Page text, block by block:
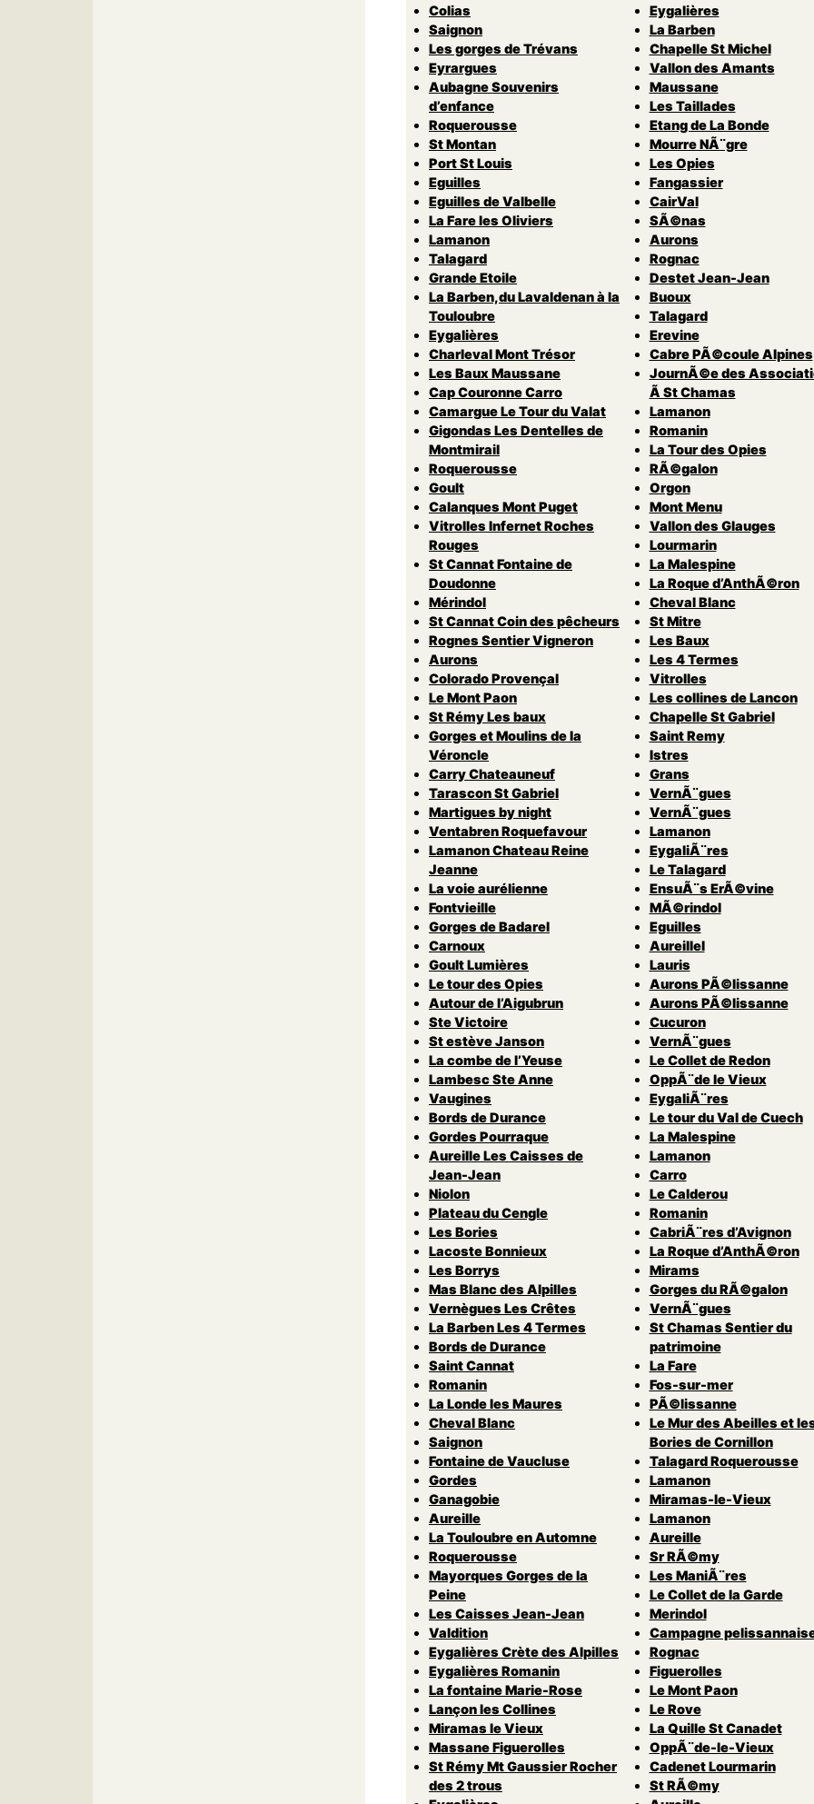
Colias
Saignon
Les gorges de Trévans
Eyrargues
Aubagne Souvenirs
d’enfance
Roquerousse
St Montan
Port St Louis
Eguilles
Eguilles de Valbelle
La Fare les Oliviers
Lamanon
Talagard
Grande Etoile
La Barben,du Lavaldenan à la
Touloubre
Eygalières
Charleval Mont Trésor
Les Baux Maussane
Cap Couronne Carro
Camargue Le Tour du Valat
Gigondas Les Dentelles de
Montmirail
Roquerousse
Goult
Calanques Mont Puget
Vitrolles Infernet Roches
Rouges
St Cannat Fontaine de
Doudonne
Mérindol
St Cannat Coin des pêcheurs
Rognes Sentier Vigneron
Aurons
Colorado Provençal
Le Mont Paon
St Rémy Les baux
Gorges et Moulins de la
Véroncle
Carry Chateauneuf
Tarascon St Gabriel
Martigues by night
Ventabren Roquefavour
Lamanon Chateau Reine
Jeanne
La voie aurélienne
Fontvieille
Gorges de Badarel
Carnoux
Goult Lumières
Le tour des Opies
Autour de l’Aigubrun
Ste Victoire
St estève Janson
La combe de l’Yeuse
Lambesc Ste Anne
Vaugines
Bords de Durance
Gordes Pourraque
Aureille Les Caisses de
Jean-Jean
Niolon
Plateau du Cengle
Les Bories
Lacoste Bonnieux
Les Borrys
Mas Blanc des Alpilles
Vernègues Les Crêtes
La Barben Les 4 Termes
Bords de Durance
Saint Cannat
Romanin
La Londe les Maures
Cheval Blanc
Saignon
Fontaine de Vaucluse
Gordes
Ganagobie
Aureille
La Touloubre en Automne
Roquerousse
Mayorques Gorges de la
Peine
Les Caisses Jean-Jean
Valdition
Eygalières Crète des Alpilles
Eygalières Romanin
La fontaine Marie-Rose
Lançon les Collines
Miramas le Vieux
Massane Figuerolles
St Rémy Mt Gaussier Rocher
des 2 trous
Eygalières
La Barben
Chapelle St Michel
Vallon des Amants
Maussane
Les Taillades
Etang de La Bonde
Mourre NÃ¨gre
Les Opies
Fangassier
CairVal
SÃ©nas
Aurons
Rognac
Destet Jean-Jean
Buoux
Talagard
Erevine
Cabre PÃ©coule Alpines
JournÃ©e des
Ã St Chamas
Lamanon
Romanin
La Tour des Opies
RÃ©galon
Orgon
Mont Menu
Vallon des Glauges
Lourmarin
La Malespine
La Roque d’AnthÃ©ron
Cheval Blanc
St Mitre
Les Baux
Les 4 Termes
Vitrolles
Les collines de Lancon
Chapelle St Gabriel
Saint Remy
Istres
Grans
VernÃ¨gues
VernÃ¨gues
Lamanon
EygaliÃ¨res
Le Talagard
EnsuÃ¨s ErÃ©vine
MÃ©rindol
Eguilles
Aureillel
Lauris
Aurons PÃ©lissanne
Aurons PÃ©lissanne
Cucuron
VernÃ¨gues
Le Collet de Redon
OppÃ¨de le Vieux
EygaliÃ¨res
Le tour du Val de Cuech
La Malespine
Lamanon
Carro
Le Calderou
Romanin
CabriÃ¨res d’Avignon
La Roque d’AnthÃ©ron
Mirams
Gorges du RÃ©galon
VernÃ¨gues
St Chamas Sentier du
patrimoine
La Fare
Fos-sur-mer
PÃ©lissanne
Le Mur des Abeilles et
Bories de Cornillon
Talagard Roquerousse
Lamanon
Miramas-le-Vieux
Lamanon
Aureille
Sr RÃ©my
Les ManiÃ¨res
Le Collet de la Garde
Merindol
Campagne
Rognac
Figuerolles
Le Mont Paon
Le Rove
La Quille St Canadet
OppÃ¨de-le-Vieux
Cadenet Lourmarin
St RÃ©my